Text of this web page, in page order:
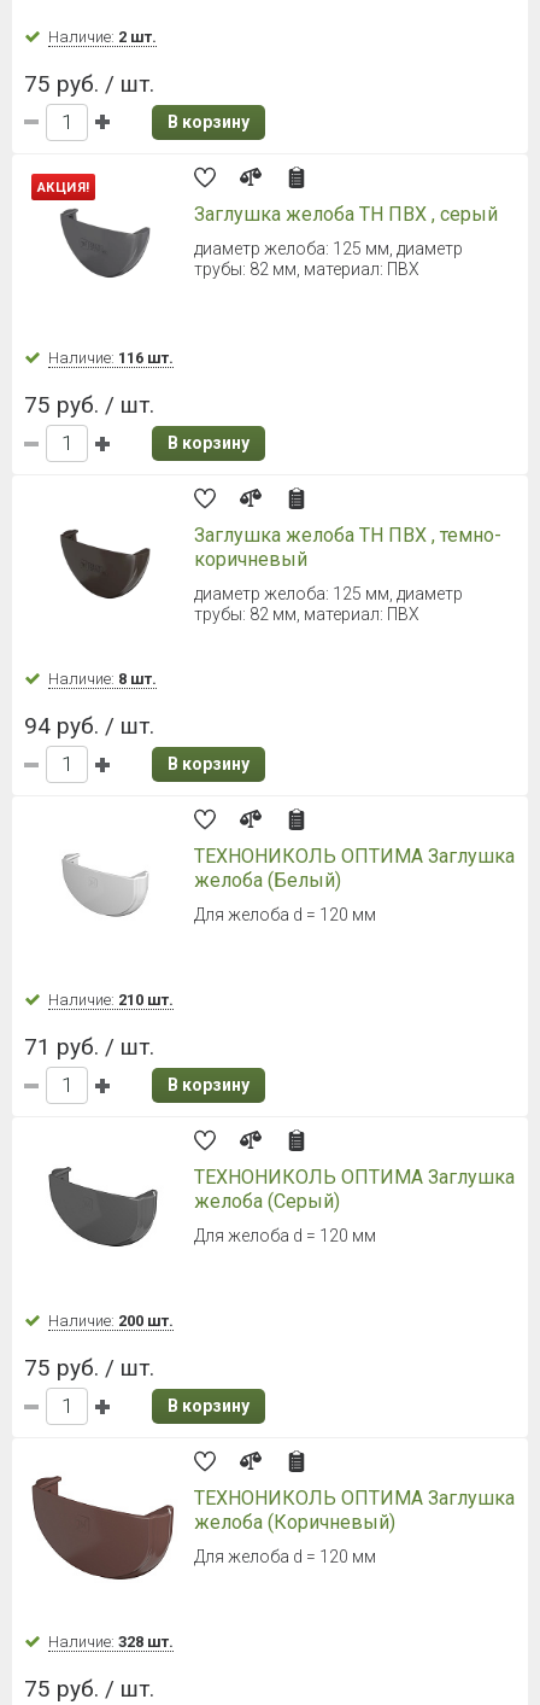
Наличие: 2 шт.
75 руб. / шт.
В корзину
АКЦИЯ!
Заглушка желоба ТН ПВХ , серый
диаметр желоба: 125 мм, диаметр
трубы: 82 мм, материал: ПВХ
Наличие: 116 шт.
75 руб. / шт.
В корзину
Заглушка желоба ТН ПВХ , темно-
коричневый
диаметр желоба: 125 мм, диаметр
трубы: 82 мм, материал: ПВХ
Наличие: 8 шт.
94 руб. / шт.
В корзину
ТЕХНОНИКОЛЬ ОПТИМА Заглушка
желоба (Белый)
Для желоба d = 120 мм
Наличие: 210 шт.
71 руб. / шт.
В корзину
ТЕХНОНИКОЛЬ ОПТИМА Заглушка
желоба (Серый)
Для желоба d = 120 мм
Наличие: 200 шт.
75 руб. / шт.
В корзину
ТЕХНОНИКОЛЬ ОПТИМА Заглушка
желоба (Коричневый)
Для желоба d = 120 мм
Наличие: 328 шт.
75 руб. / шт.